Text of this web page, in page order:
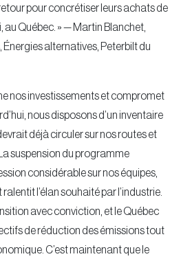
pour concrétiser leurs achats de
Québec. » — Martin Blanchet,
alternatives, Peterbilt du
nos investissements et compromet
nous disposons d’un inventaire
déjà circuler sur nos routes et
suspension du programme
considérable sur nos équipes,
l’élan souhaité par l’industrie.
avec conviction, et le Québec
de réduction des émissions tout
C’est maintenant que le